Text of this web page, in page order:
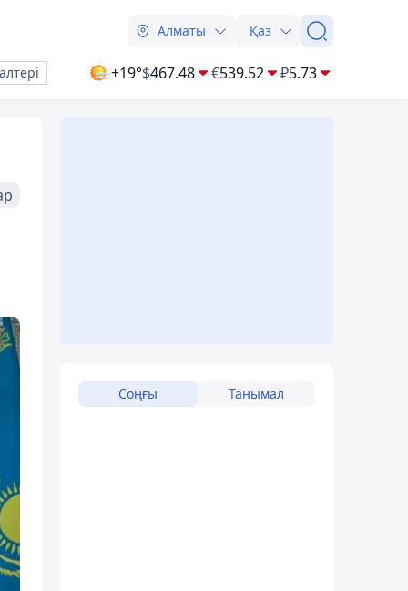
Алматы Қаз
+19°$467.48 €539.52 ₽5.73
Соңғы Танымал